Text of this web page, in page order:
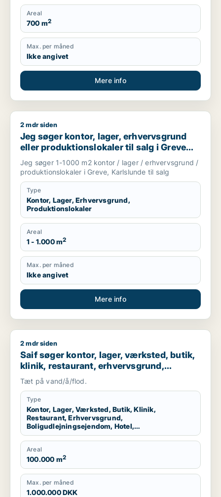
Areal
700 m2
Max. per måned
Ikke angivet
Mere info
Jeg søger kontor, lager, erhvervsgrund eller
2 mdr siden
Jeg søger kontor, lager, erhvervsgrund
eller produktionslokaler til salg i Greve
eller Karlslunde
Jeg søger 1-1000 m2 kontor / lager / erhvervsgrund /
produktionslokaler i Greve, Karlslunde til salg
Type
Kontor, Lager, Erhvervsgrund,
Produktionslokaler
Areal
1 - 1.000 m2
Max. per måned
Ikke angivet
Mere info
Saif søger kontor, lager, værksted, butik, klinik, restaurant,
2 mdr siden
Saif søger kontor, lager, værksted, butik,
klinik, restaurant, erhvervsgrund,
boligudlejningsejendom, hotel,
produktionslokaler eller garage til salg i
Storkøbenhavn
Tæt på vand/å/flod.
Type
Kontor, Lager, Værksted, Butik, Klinik,
Restaurant, Erhvervsgrund,
Boligudlejningsejendom, Hotel,
Produktionslokaler, Garage
Areal
100.000 m2
Max. per måned
1.000.000 DKK